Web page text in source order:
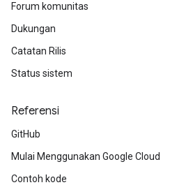
Forum komunitas
Dukungan
Catatan Rilis
Status sistem
Referensi
GitHub
Mulai Menggunakan Google Cloud
Contoh kode